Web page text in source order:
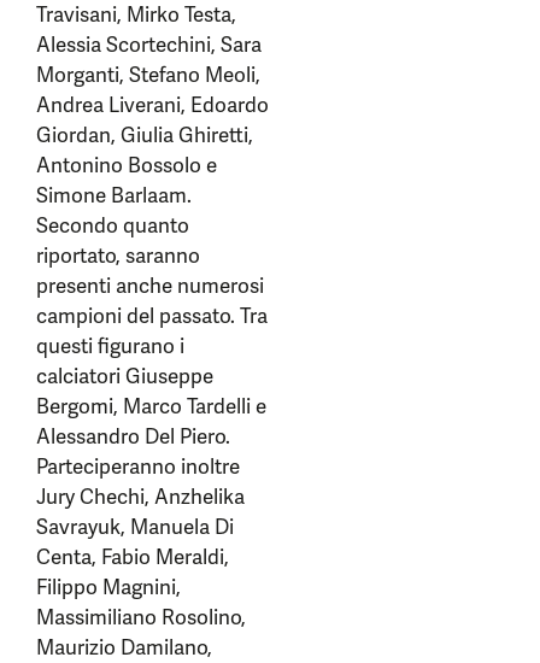
Travisani, Mirko Testa,
Alessia Scortechini, Sara
Morganti, Stefano Meoli,
Andrea Liverani, Edoardo
Giordan, Giulia Ghiretti,
Antonino Bossolo e
Simone Barlaam.
Secondo quanto
riportato, saranno
presenti anche numerosi
campioni del passato. Tra
questi figurano i
calciatori Giuseppe
Bergomi, Marco Tardelli e
Alessandro Del Piero.
Parteciperanno inoltre
Jury Chechi, Anzhelika
Savrayuk, Manuela Di
Centa, Fabio Meraldi,
Filippo Magnini,
Massimiliano Rosolino,
Maurizio Damilano,